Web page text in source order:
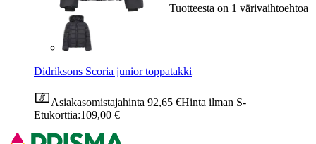
Tuotteesta on 1 värivaihtoehtoa
Didriksons Scoria junior toppatakki
Asiakasomistajahinta 92,65 €Hinta ilman S-
Etukorttia:109,00 €